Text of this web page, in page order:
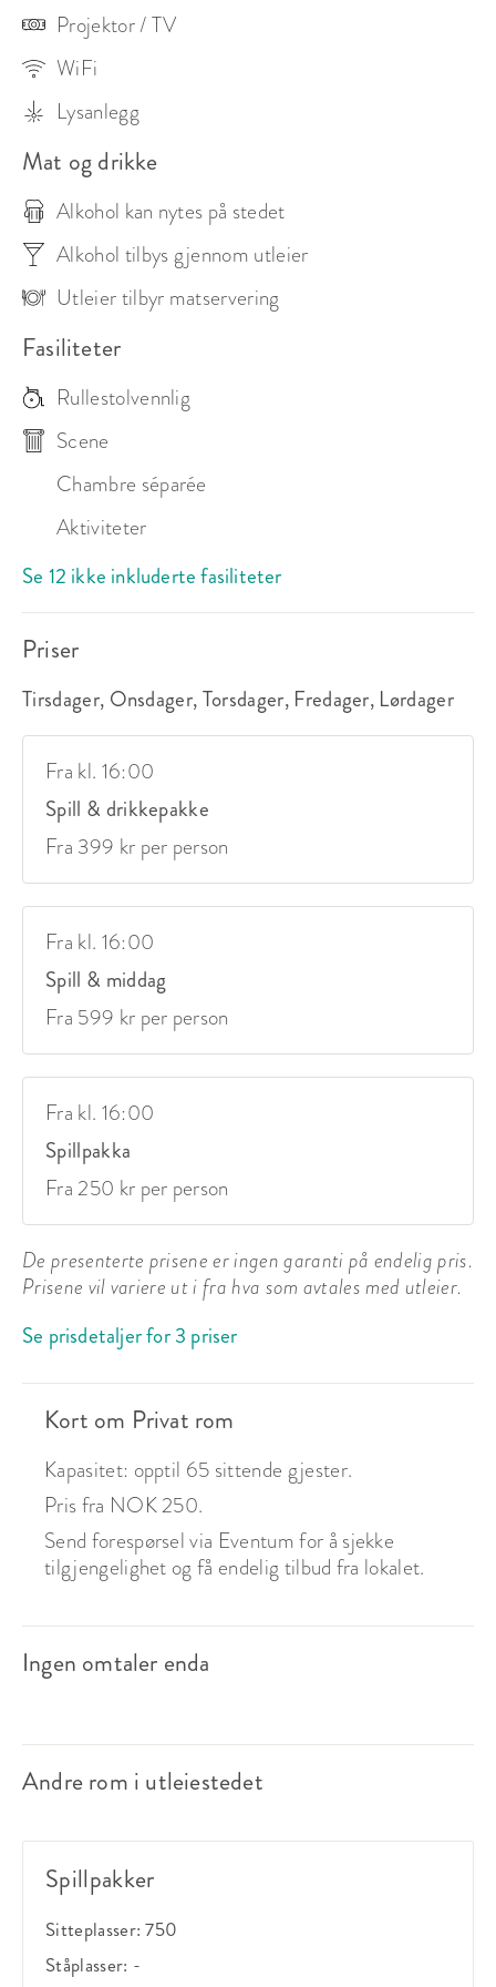
Projektor / TV
WiFi
Lysanlegg
Mat og drikke
Alkohol kan nytes på stedet
Alkohol tilbys gjennom utleier
Utleier tilbyr matservering
Fasiliteter
Rullestolvennlig
Scene
Chambre séparée
Aktiviteter
Se 12 ikke inkluderte fasiliteter
Priser
Tirsdager, Onsdager, Torsdager, Fredager, Lørdager
Fra kl. 16:00
Spill & drikkepakke
Fra 399 kr per person
Fra kl. 16:00
Spill & middag
Fra 599 kr per person
Fra kl. 16:00
Spillpakka
Fra 250 kr per person
De presenterte prisene er ingen garanti på endelig pris.
Prisene vil variere ut i fra hva som avtales med utleier.
Se prisdetaljer for 3 priser
Kort om Privat rom
Kapasitet: opptil 65 sittende gjester.
Pris fra NOK 250.
Send forespørsel via Eventum for å sjekke
tilgjengelighet og få endelig tilbud fra lokalet.
Ingen omtaler enda
Andre rom i utleiestedet
Spillpakker
Sitteplasser:750
Ståplasser: -